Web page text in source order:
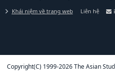
Khái niệm về trang web Liên hệ
Copyright(C) 1999-2026 The Asian